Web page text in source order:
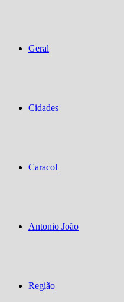
Geral
Cidades
Caracol
Antonio João
Região